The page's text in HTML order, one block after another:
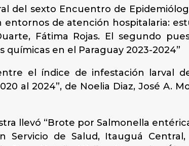
del sexto Encuentro de
de atención hospitalaria:
Fátima Rojas. El segundo
en el Paraguay 2023-2024”
el índice de infestación larval
al 2024”, de Noelia Diaz, José A.
llevó “Brote por Salmonella
de Salud, Itauguá Central,